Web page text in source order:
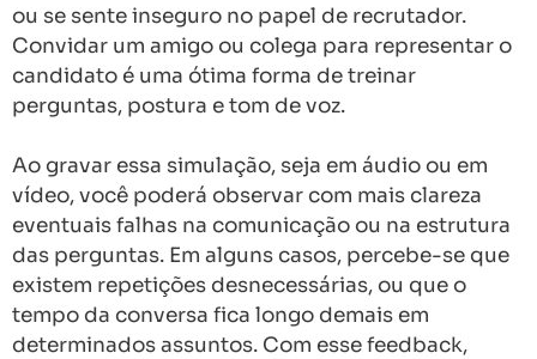
ou se sente inseguro no papel de recrutador.
Convidar um amigo ou colega para representar o
candidato é uma ótima forma de treinar
perguntas, postura e tom de voz.
Ao gravar essa simulação, seja em áudio ou em
vídeo, você poderá observar com mais clareza
eventuais falhas na comunicação ou na estrutura
das perguntas. Em alguns casos, percebe-se que
existem repetições desnecessárias, ou que o
tempo da conversa fica longo demais em
determinados assuntos. Com esse feedback,